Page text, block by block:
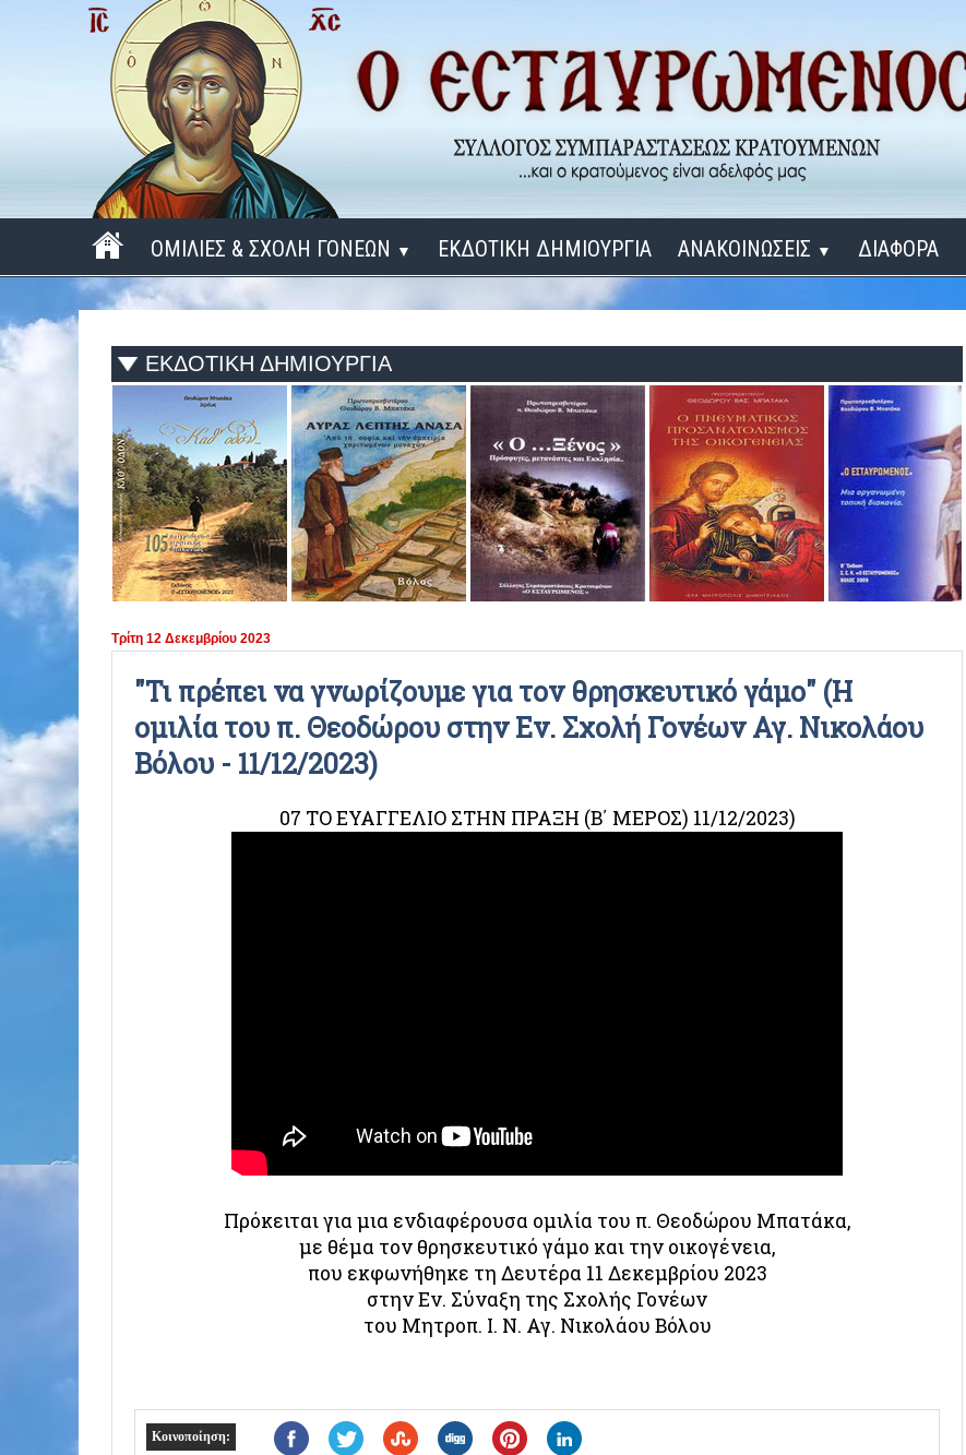
ΟΜΙΛΙΕΣ & ΣΧΟΛΗ ΓΟΝΕΩΝ ▼
ΠΕΡΙΟΔΟΣ 2025 - 2026
ΠΕΡΙΟΔΟΣ 2024 - 2025
ΠΕΡΙΟΔΟΣ 2023 - 2024
ΠΕΡΙΟΔΟΣ 2022 - 2023
ΠΕΡΙΟΔΟΣ 2021 - 2022
ΠΕΡΙΟΔΟΣ 2020 - 2021
ΠΕΡΙΟΔΟΣ 2017 - 2018
ΠΕΡΙΟΔΟΣ 2016 - 2017
ΠΕΡΙΟΔΟΣ 2015 - 2016
ΕΚΔΟΤΙΚΗ ΔΗΜΙΟΥΡΓΙΑ ΑΝΑΚΟΙΝΩΣΕΙΣ ▼
ΔΙΔΑΞΟΝ ΜΕ, ΚΥΡΙΕ
ΓΙΑ ΤΟΥΣ ΜΙΚΡΟΥΣ ΜΑΣ ΦΙΛΟΥΣ
ΡΑΔΙΟΦΩΝΙΚΕΣ ΕΚΠΟΜΠΕΣ
ΒΙΝΤΕΟ
ΔΙΑΦΟΡΑ
ΕΚΔΟΤΙΚΗ ΔΗΜΙΟΥΡΓΙΑ
Τρίτη 12 Δεκεμβρίου 2023
"Τι πρέπει να γνωρίζουμε για τον θρησκευτικό γάμο" (Η
ομιλία του π. Θεοδώρου στην Εν. Σχολή Γονέων Αγ. Νικολάου
Βόλου - 11/12/2023)
07 ΤΟ ΕΥΑΓΓΕΛΙΟ ΣΤΗΝ ΠΡΑΞΗ (Β΄ ΜΕΡΟΣ) 11/12/2023)
Πρόκειται για μια ενδιαφέρουσα ομιλία του π. Θεοδώρου Μπατάκα,
με θέμα τον θρησκευτικό γάμο και την οικογένεια,
που εκφωνήθηκε τη Δευτέρα 11 Δεκεμβρίου 2023
στην Εν. Σύναξη της Σχολής Γονέων
του Μητροπ. Ι. Ν. Αγ. Νικολάου Βόλου
Κοινοποίηση: